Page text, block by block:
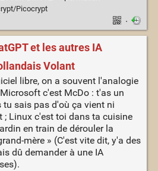
Picocrypt
·
et les autres IA
Volant
libre, on a souvent l'analogie
c'est McDo : t'as un
tu sais pas d'où ça vient ni
; Linux c'est toi dans ta cuisine
en train de dérouler la
mère » (C'est vite dit, y'a des
dû demander à une IA